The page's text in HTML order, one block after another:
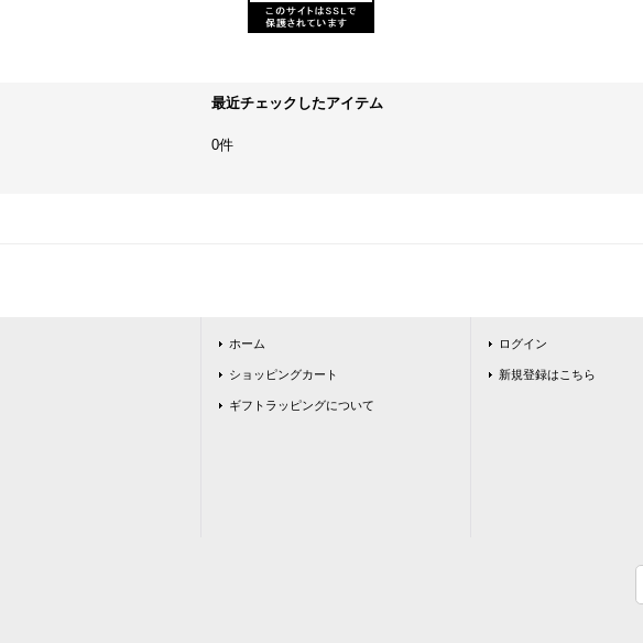
最近チェックしたアイテム
0件
ホーム
ショッピングカート
ギフトラッピングについて
ログイン
新規登録はこちら